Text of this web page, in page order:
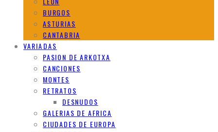
BURGOS
ASTURIAS
CANTABRIA
VARIADAS
PASION DE ARKOTXA
CANCIONES
MONTES
RETRATOS
DESNUDOS
GALERIAS DE AFRICA
CIUDADES DE EUROPA